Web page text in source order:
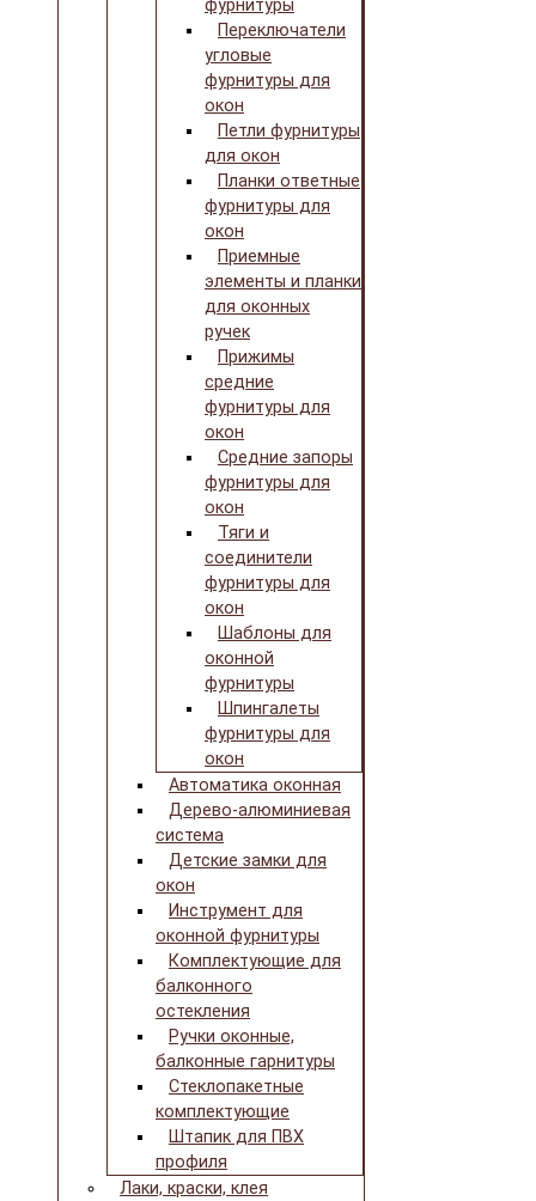
фурнитуры
Переключатели
угловые
фурнитуры для
окон
Петли фурнитуры
для окон
Планки ответные
фурнитуры для
окон
Приемные
элементы и планки
для оконных
ручек
Прижимы
средние
фурнитуры для
окон
Средние запоры
фурнитуры для
окон
Тяги и
соединители
фурнитуры для
окон
Шаблоны для
оконной
фурнитуры
Шпингалеты
фурнитуры для
окон
Автоматика оконная
Дерево-алюминиевая
система
Детские замки для
окон
Инструмент для
оконной фурнитуры
Комплектующие для
балконного
остекления
Ручки оконные,
балконные гарнитуры
Стеклопакетные
комплектующие
Штапик для ПВХ
профиля
Лаки, краски, клея